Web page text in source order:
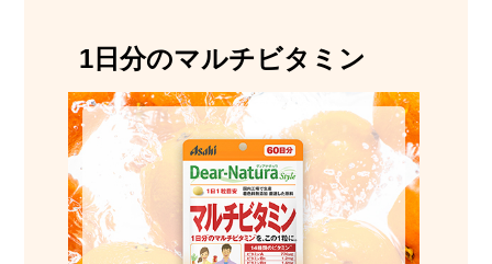
1日分のマルチビタミン